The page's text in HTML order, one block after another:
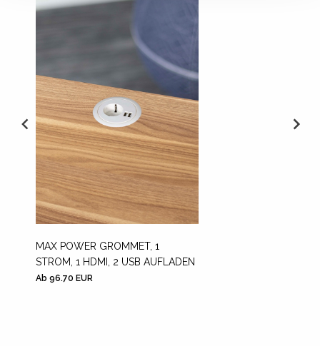
MAX POWER GROMMET, 1
STROM, 1 HDMI, 2 USB AUFLADEN
Ab 96.70 EUR